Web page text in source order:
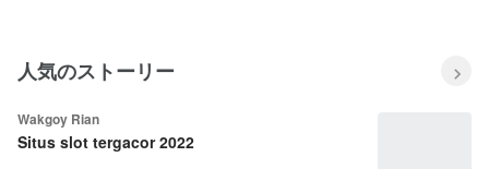
人気のストーリー
Wakgoy Rian
Situs slot tergacor 2022